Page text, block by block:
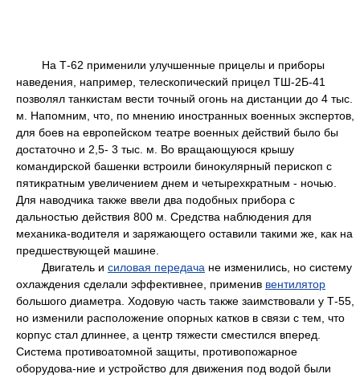
На Т-62 применили улучшенные прицелы и приборы
наведения, например, телескопический прицел ТШ-2Б-41
позволял танкистам вести точный огонь на дистанции до 4 тыс.
м. Напомним, что, по мнению иностранных военных экспертов,
для боев на европейском театре военных действий было бы
достаточно и 2,5- 3 тыс. м. Во вращающуюся крышу
командирской башенки встроили бинокулярный перископ с
пятикратным увеличением днем и четырехкратным - ночью.
Для наводчика также ввели два подобных прибора с
дальностью действия 800 м. Средства наблюдения для
механика-водителя и заряжающего оставили такими же, как на
предшествующей машине.
Двигатель и силовая передача не изменились, но систему
охлаждения сделали эффективнее, применив вентилятор
большого диаметра. Ходовую часть также заимствовали у Т-55,
но изменили расположение опорных катков в связи с тем, что
корпус стал длиннее, а центр тяжести сместился вперед.
Система противоатомной защиты, противопожарное
оборудова-ние и устройство для движения под водой были